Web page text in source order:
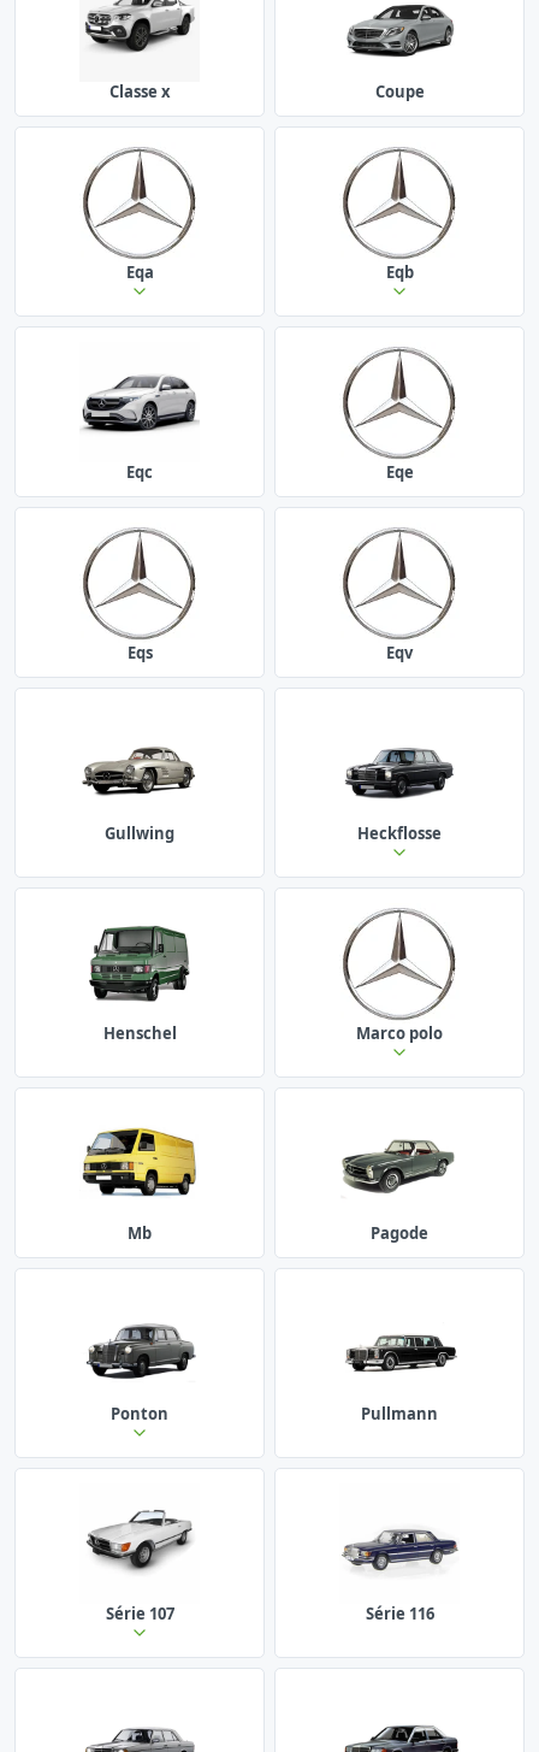
Classe x Coupe
Eqa Eqb
Eqc Eqe
Eqs Eqv
Gullwing Heckflosse
Henschel Marco polo
Mb Pagode
Ponton Pullmann
Série 107 Série 116